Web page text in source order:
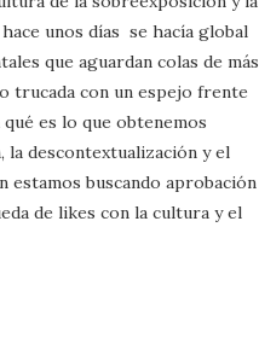
unos días se hacía global
que aguardan colas de más
trucada con un espejo frente
es lo que obtenemos
la descontextualización y el
estamos buscando aprobación
de likes con la cultura y el